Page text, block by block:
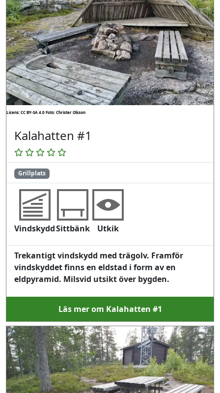
Licens: CC BY-SA 4.0Foto: Christer Olsson
Kalahatten #1
Grillplats
VindskyddSittbänk Utkik
Trekantigt vindskydd med trägolv. Framför
vindskyddet finns en eldstad i form av en
eldpyramid. Milsvid utsikt över bygden.
Läs mer om Kalahatten #1